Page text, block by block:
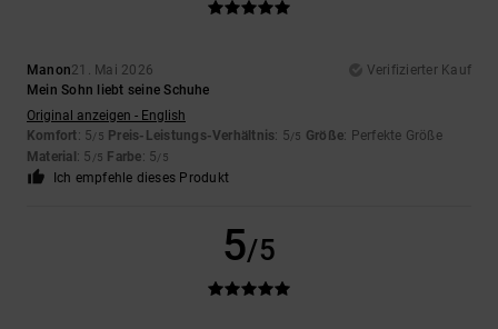
Manon21. Mai 2026
Verifizierter Kauf
Mein Sohn liebt seine Schuhe
Original anzeigen - English
Komfort: 5/5 Preis-Leistungs-Verhältnis: 5/5 Größe: Perfekte Größe
Material : 5 /5 Farbe: 5/5
Ich empfehle dieses Produkt
5/5